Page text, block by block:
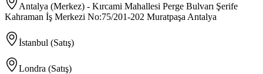
Antalya (Merkez) - Kırcami Mahallesi Perge Bulvarı Şerife
Kahraman İş Merkezi No:75/201-202 Muratpaşa Antalya
İstanbul (Satış)
Londra (Satış)